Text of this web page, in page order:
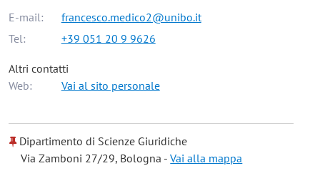
E-mail:
francesco.medico2@unibo.it
Tel:
+39 051 20 9 9626
Altri contatti
Web:
Vai al sito personale
Dipartimento di Scienze Giuridiche
Via Zamboni 27/29, Bologna -Vai alla mappa